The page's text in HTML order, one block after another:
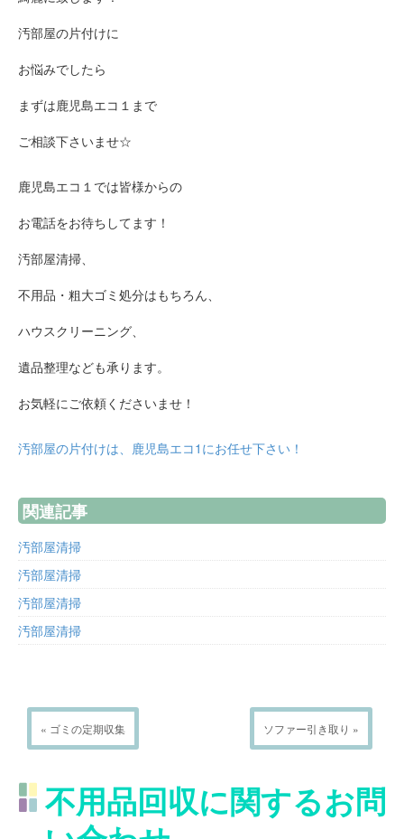
汚部屋の片付けに
お悩みでしたら
まずは鹿児島エコ１まで
ご相談下さいませ☆
鹿児島エコ１では皆様からの
お電話をお待ちしてます！
汚部屋清掃、
不用品・粗大ゴミ処分はもちろん、
ハウスクリーニング、
遺品整理なども承ります。
お気軽にご依頼くださいませ！
汚部屋の片付けは、鹿児島エコ1にお任せ下さい！
関連記事
汚部屋清掃
汚部屋清掃
汚部屋清掃
汚部屋清掃
« ゴミの定期収集 ソファー引き取り »
不用品回収に関するお問